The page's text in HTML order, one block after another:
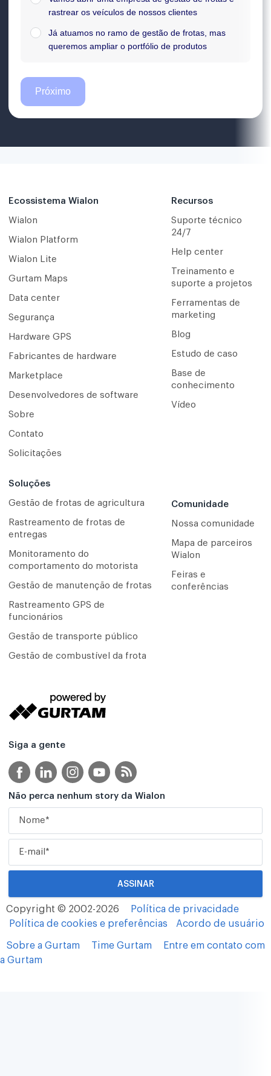
Ecossistema Wialon
Wialon
Wialon Platform
Wialon Lite
Gurtam Maps
Data center
Segurança
Hardware GPS
Fabricantes de hardware
Marketplace
Desenvolvedores de software
Sobre
Contato
Solicitações
Soluções
Gestão de frotas de agricultura
Rastreamento de frotas de
entregas
Monitoramento do
comportamento do motorista
Gestão de manutenção de frotas
Rastreamento GPS de
funcionários
Gestão de transporte público
Gestão de combustível da frota
Recursos
Suporte técnico
24/7
Help center
Treinamento e
suporte a projetos
Ferramentas de
marketing
Blog
Estudo de caso
Base de
conhecimento
Vídeo
Comunidade
Nossa comunidade
Mapa de parceiros
Wialon
Feiras e
conferências
Siga a gente
Não perca nenhum story da Wialon
Copyright © 2002-2026
Política de privacidade
Política de cookies e preferências
Acordo de usuário
Sobre a Gurtam Time Gurtam
Entre em contato com
a Gurtam